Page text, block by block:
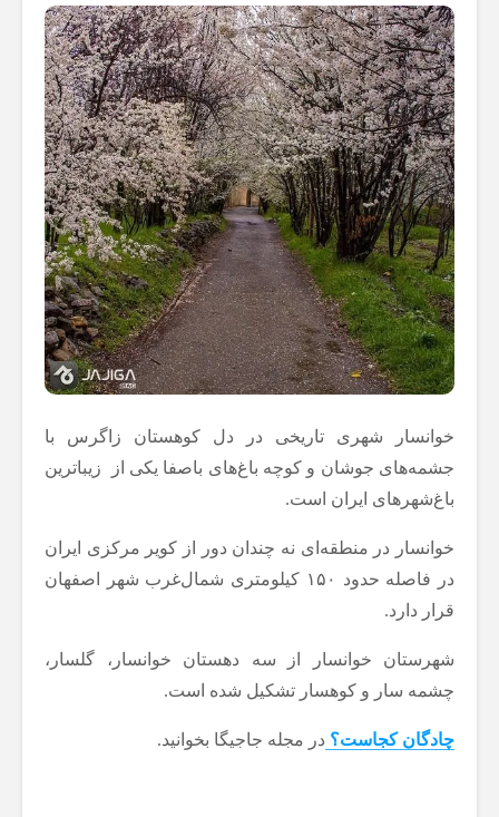
خوانسار شهری تاریخی در دل کوهستان زاگرس با
جشمه‌های جوشان و کوچه ‌باغ‌های باصفا یکی از زیباترین
باغ‌شهرهای ایران است.
خوانسار در منطقه‌ای نه چندان دور از کویر مرکزی ایران
در فاصله حدود ۱۵۰ کیلومتری شمال‌غرب شهر اصفهان
قرار دارد.
شهرستان خوانسار از سه دهستان خوانسار، گلسار،
چشمه سار و کوهسار تشکیل شده است.
چادگان کجاست؟ در مجله جاجیگا بخوانید.